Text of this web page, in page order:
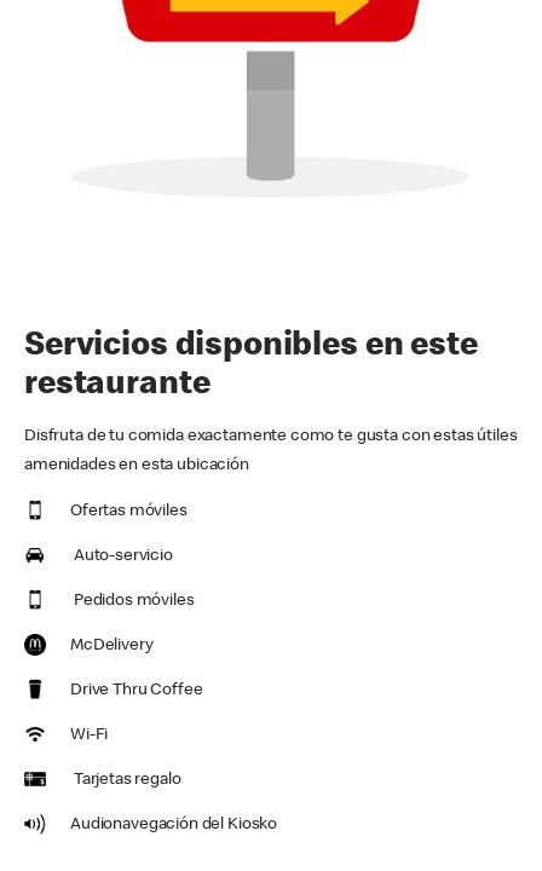
Servicios disponibles en este
restaurante
Disfruta de tu comida exactamente como te gusta con estas útiles
amenidades en esta ubicación
Ofertas móviles
Auto-servicio
Pedidos móviles
McDelivery
Drive Thru Coffee
Wi-Fi
Tarjetas regalo
Audionavegación del Kiosko